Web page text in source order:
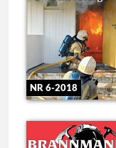
NR 6-2018